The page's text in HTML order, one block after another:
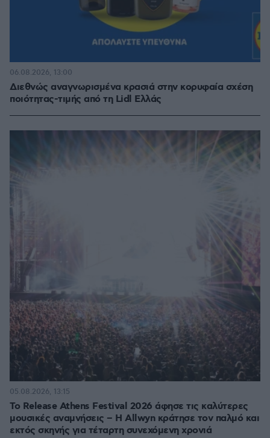
Διεθνώς αναγνωρισμένα κρασιά στην κορυφαία σχέση
ποιότητας-τιμής από τη Lidl Ελλάς
06.08.2026, 13:00
Το Release Athens Festival 2026 άφησε τις καλύτερες
μουσικές αναμνήσεις – Η Allwyn κράτησε τον παλμό και
εκτός σκηνής για τέταρτη συνεχόμενη χρονιά
05.08.2026, 13:15